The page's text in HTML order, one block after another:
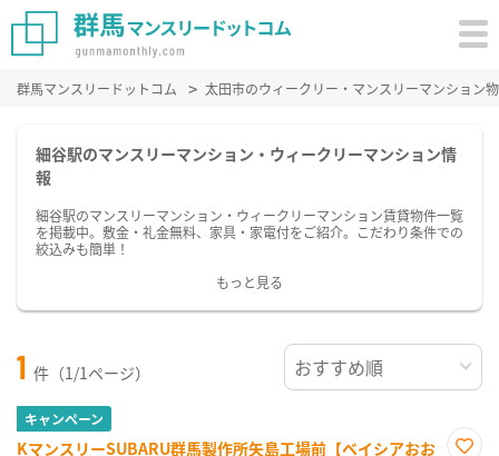
群馬マンスリードットコム 太田市のウィークリー・マンスリーマンション
細谷駅のマンスリーマンション・ウィークリーマンション情
報
細谷駅のマンスリーマンション・ウィークリーマンション賃貸物件一覧
を掲載中。敷金・礼金無料、家具・家電付をご紹介。こだわり条件での
絞込みも簡単！
もっと見る
1 件（1/1ページ）
キャンペーン
KマンスリーSUBARU群馬製作所矢島工場前【ベイシアおお